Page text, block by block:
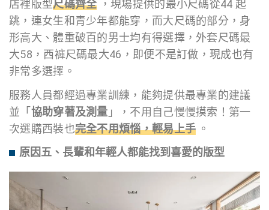
店裡版型尺碼齊全 ，現場提供的最小尺碼從44 起
跳，連女生和青少年都能穿，而大尺碼的部分，身
形高大、體重破百的男士均有得選擇，外套尺碼最
大58，西褲尺碼最大46，即便不是訂做，現成也有
非常多選擇。
服務人員都經過專業訓練，能夠提供最專業的建議
並「 協助穿著及測量 」，不用自己慢慢摸索！第一
次選購西裝也完全不用煩惱，輕易上手 。
原因五、長輩和年輕人都能找到喜愛的版型